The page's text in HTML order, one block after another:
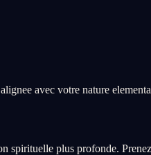
avec votre nature
spirituelle plus profonde.